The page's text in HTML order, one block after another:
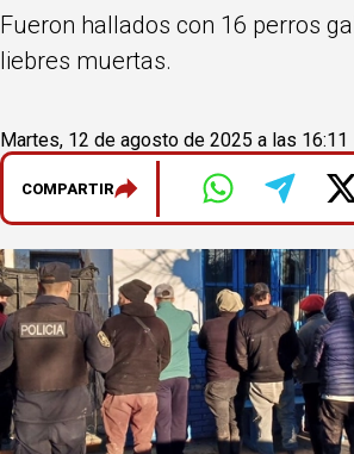
Fueron hallados con 16 perros
liebres muertas.
Martes, 12 de agosto de 2025 a las 16:11
COMPARTIR